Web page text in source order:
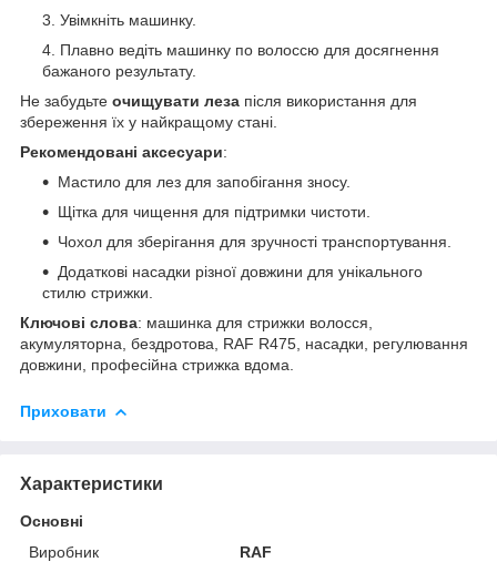
Увімкніть машинку.
Плавно ведіть машинку по волоссю для досягнення
бажаного результату.
Не забудьте очищувати леза після використання для
збереження їх у найкращому стані.
Рекомендовані аксесуари:
Мастило для лез для запобігання зносу.
Щітка для чищення для підтримки чистоти.
Чохол для зберігання для зручності транспортування.
Додаткові насадки різної довжини для унікального
стилю стрижки.
Ключові слова: машинка для стрижки волосся,
акумуляторна, бездротова, RAF R475, насадки, регулювання
довжини, професійна стрижка вдома.
Приховати
Характеристики
Основні
Виробник
RAF